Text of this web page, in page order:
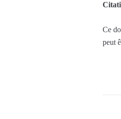
Ce
peut